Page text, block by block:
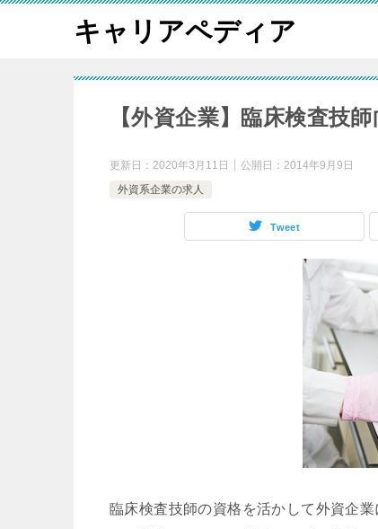
キャリアペディア
【外資企業】臨床検査技
更新日： 2020年3月11日 公開日： 2014年9月9日
外資系企業の求人
Tweet
臨床検査技師の資格を活かして外資企